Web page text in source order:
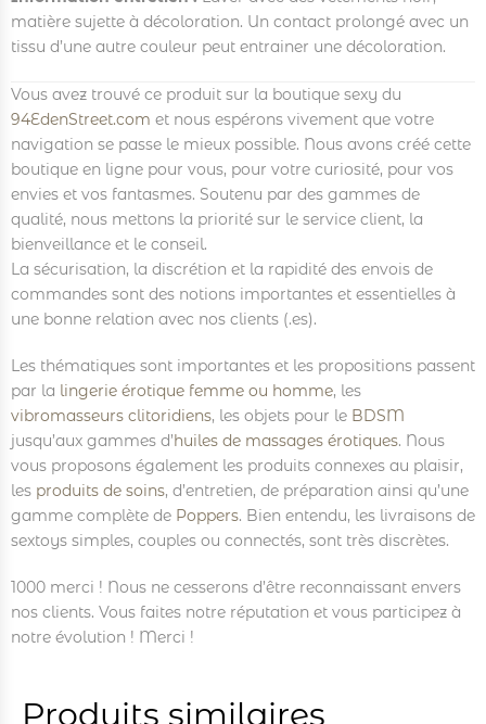
matière sujette à décoloration. Un contact prolongé avec un
tissu d’une autre couleur peut entrainer une décoloration.
Vous avez trouvé ce produit sur la boutique sexy du
94EdenStreet.com et nous espérons vivement que votre
navigation se passe le mieux possible. Nous avons créé cette
boutique en ligne pour vous, pour votre curiosité, pour vos
envies et vos fantasmes. Soutenu par des gammes de
qualité, nous mettons la priorité sur le service client, la
bienveillance et le conseil.
La sécurisation, la discrétion et la rapidité des envois de
commandes sont des notions importantes et essentielles à
une bonne relation avec nos clients (.es).
Les thématiques sont importantes et les propositions passent
par la lingerie érotique femme ou homme, les
vibromasseurs clitoridiens, les objets pour le BDSM
jusqu’aux gammes d’huiles de massages érotiques. Nous
vous proposons également les produits connexes au plaisir,
les produits de soins, d’entretien, de préparation ainsi qu’une
gamme complète de Poppers. Bien entendu, les livraisons de
sextoys simples, couples ou connectés, sont très discrètes.
1000 merci ! Nous ne cesserons d’être reconnaissant envers
nos clients. Vous faites notre réputation et vous participez à
notre évolution ! Merci !
Produits similaires